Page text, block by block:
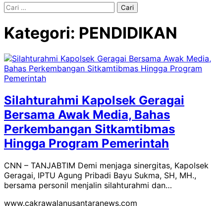
Cari
Kategori: PENDIDIKAN
Silahturahmi Kapolsek Geragai
Bersama Awak Media, Bahas
Perkembangan Sitkamtibmas
Hingga Program Pemerintah
CNN – TANJABTIM Demi menjaga sinergitas, Kapolsek
Geragai, IPTU Agung Pribadi Bayu Sukma, SH, MH.,
bersama personil menjalin silahturahmi dan…
www.cakrawalanusantaranews.com